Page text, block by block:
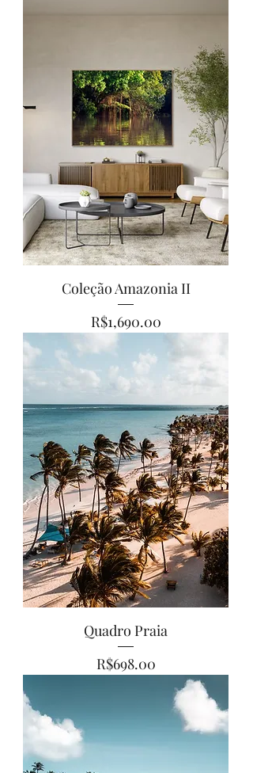
Coleção Amazonia II
Price
R$1,690.00
Quadro Praia
Price
R$698.00